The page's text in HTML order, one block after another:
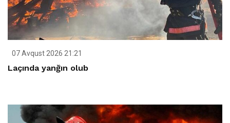
07 Avqust 2026 21:21
Laçında yanğın olub